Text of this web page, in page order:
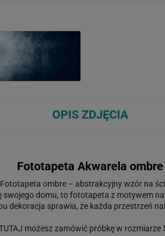
OPIS ZDJĘCIA
Fototapeta Akwarela ombre
Fototapeta ombre – abstrakcyjny wzór na
domu, to fototapeta z motywem
dekoracja sprawia, że każda przestrzeń
możesz zamówić próbkę w rozmiarze